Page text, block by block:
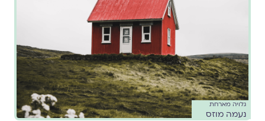
גלויה מארחת
נעמה מוזס